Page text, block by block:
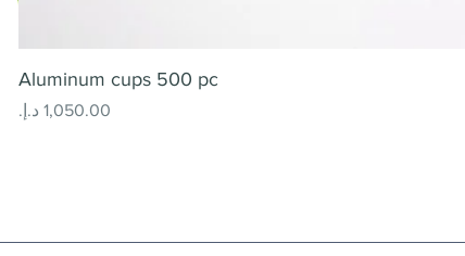
Aluminum cups 500 pc
السعر